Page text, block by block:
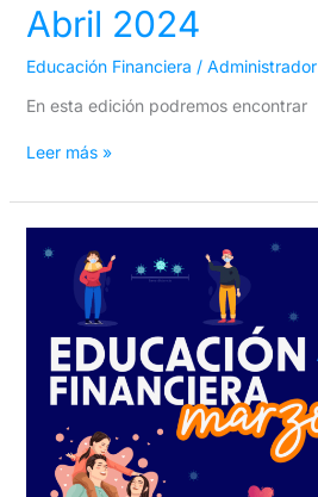
Abril 2024
Educación Financiera / Administrador
En esta edición podremos encontrar
Leer más »
2024